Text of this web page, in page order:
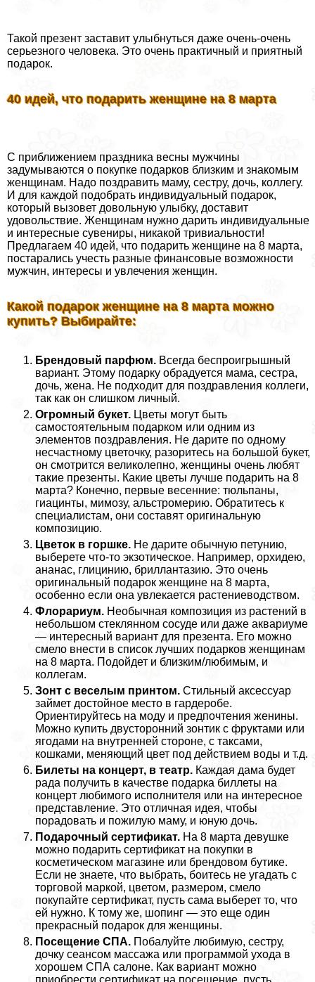
Такой презент заставит улыбнуться даже очень-очень
серьезного человека. Это очень пpaктичный и приятный
подарок.
40 идей, что подарить женщине на 8 марта
С приближением праздника весны мужчины
задумываются о покупке подарков близким и знакомым
женщинам. Надо поздравить маму, сестру, дочь, коллегу.
И для каждой подобрать индивидуальный подарок,
который вызовет довольную улыбку, доставит
удовольствие. Женщинам нужно дарить индивидуальные
и интересные сувениры, никакой тривиальности!
Предлагаем 40 идей, что подарить женщине на 8 марта,
постарались учесть разные финансовые возможности
мужчин, интересы и увлечения женщин.
Какой подарок женщине на 8 марта можно
купить? Выбирайте:
Брендовый парфюм. Всегда беспроигрышный
вариант. Этому подарку обрадуется мама, сестра,
дочь, жена. Не подходит для поздравления коллеги,
так как он слишком личный.
Огромный букет. Цветы могут быть
самостоятельным подарком или одним из
элементов поздравления. Не дарите по одному
несчастному цветочку, разоритесь на большой букет,
он смотрится великолепно, женщины очень любят
такие презенты. Какие цветы лучше подарить на 8
марта? Конечно, первые весенние: тюльпаны,
гиацинты, мимозу, альстромерию. Обратитесь к
специалистам, они составят оригинальную
композицию.
Цветок в горшке. Не дарите обычную петунию,
выберете что-то экзотическое. Например, орхидею,
ананас, глицинию, бриллантазию. Это очень
оригинальный подарок женщине на 8 марта,
особенно если она увлекается растениеводством.
Флорариум. Необычная композиция из растений в
небольшом стеклянном сосуде или даже аквариуме
— интересный вариант для презента. Его можно
смело внести в список лучших подарков женщинам
на 8 марта. Подойдет и близким/любимым, и
коллегам.
Зонт с веселым принтом. Стильный аксессуар
займет достойное место в гардеробе.
Ориентируйтесь на моду и предпочтения женины.
Можно купить двусторонний зонтик с фруктами или
ягодами на внутренней стороне, с таксами,
кошками, меняющий цвет под действием воды и т.д.
Билеты на концерт, в театр. Каждая дама будет
рада получить в качестве подарка биллеты на
концерт любимого исполнителя или на интересное
представление. Это отличная идея, чтобы
порадовать и пожилую маму, и юную дочь.
Подарочный сертификат. На 8 марта дeвyшке
можно подарить сертификат на покупки в
косметическом магазине или брендовом бутике.
Если не знаете, что выбрать, боитесь не угадать с
торговой маркой, цветом, размером, смело
покупайте сертификат, пусть сама выберет то, что
ей нужно. К тому же, шопинг — это еще один
прекрасный подарок для женщины.
Посещение СПА. Побалуйте любимую, сестру,
дочку сеансом массажа или программой ухода в
хорошем СПА салоне. Как вариант можно
приобрести сертификат на посещение, пусть